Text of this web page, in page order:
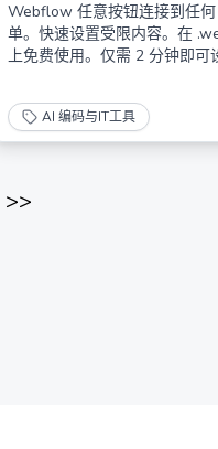
Webflow 任意按钮连接到任
单。快速设置受限内容。在
上免费使用。仅需 2 分钟即可
AI 编码与IT工具
>>